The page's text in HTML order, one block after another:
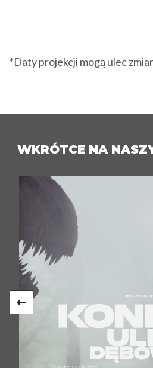
*Daty projekcji mogą ulec
WKRÓTCE NA